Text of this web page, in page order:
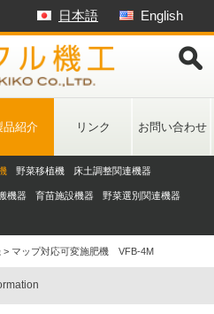
Skip
to
content
English
日本語
品紹介 リンク お問い合わせ
野菜移植機 床土調整関連機器
機器 育苗施設機器 野菜選別関連機器
> マップ対応可変施肥機 VFB-4M